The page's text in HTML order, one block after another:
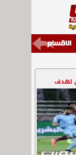
لهدف